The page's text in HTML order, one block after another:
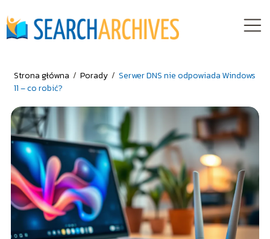
Strona główna / Porady / Serwer DNS nie odpowiada Windows
11 – co robić?